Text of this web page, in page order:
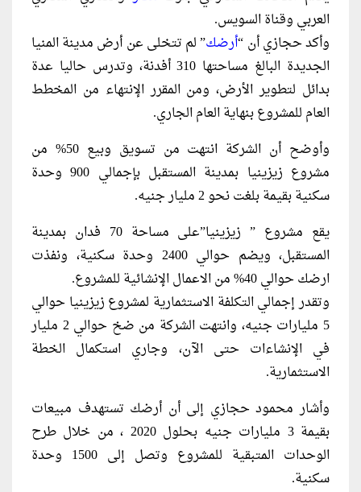
العربي وقناة السويس.
وأكد حجازي أن “أرضك” لم تتخلى عن أرض مدينة المنيا
الجديدة البالغ مساحتها 310 أفدنة، وتدرس حاليا عدة
بدائل لتطوير الأرض، ومن المقرر الإنتهاء من المخطط
العام للمشروع بنهاية العام الجاري.
وأوضح أن الشركة انتهت من تسويق وبيع 50% من
مشروع زيزينيا بمدينة المستقبل بإجمالي 900 وحدة
سكنية بقيمة بلغت نحو 2 مليار جنيه.
يقع مشروع ” زيزينيا”على مساحة 70 فدان بمدينة
المستقبل، ويضم حوالي 2400 وحدة سكنية، ونفذت
ارضك حوالي 40% من الاعمال الإنشائية للمشروع.
وتقدر إجمالي التكلفة الاستثمارية لمشروع زيزينيا حوالي
5 مليارات جنيه، وانتهت الشركة من ضخ حوالي 2 مليار
في الإنشاءات حتى الآن، وجاري استكمال الخطة
الاستثمارية.
وأشار محمود حجازي إلى أن أرضك تستهدف مبيعات
بقيمة 3 مليارات جنيه بحلول 2020 ، من خلال طرح
الوحدات المتبقية للمشروع وتصل إلى 1500 وحدة
سكنية.